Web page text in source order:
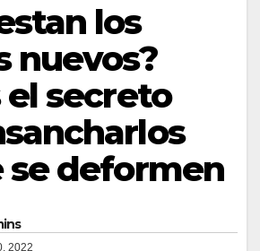
los
nuevos?
el secreto
se deformen
2022